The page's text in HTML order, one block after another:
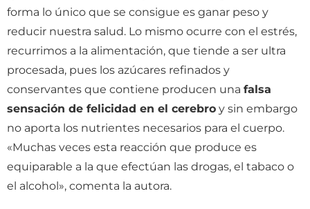
forma lo único que se consigue es ganar peso y
reducir nuestra salud. Lo mismo ocurre con el estrés,
recurrimos a la alimentación, que tiende a ser ultra
procesada, pues los azúcares refinados y
conservantes que contiene producen una falsa
sensación de felicidad en el cerebro y sin embargo
no aporta los nutrientes necesarios para el cuerpo.
«Muchas veces esta reacción que produce es
equiparable a la que efectúan las drogas, el tabaco o
el alcohol», comenta la autora.